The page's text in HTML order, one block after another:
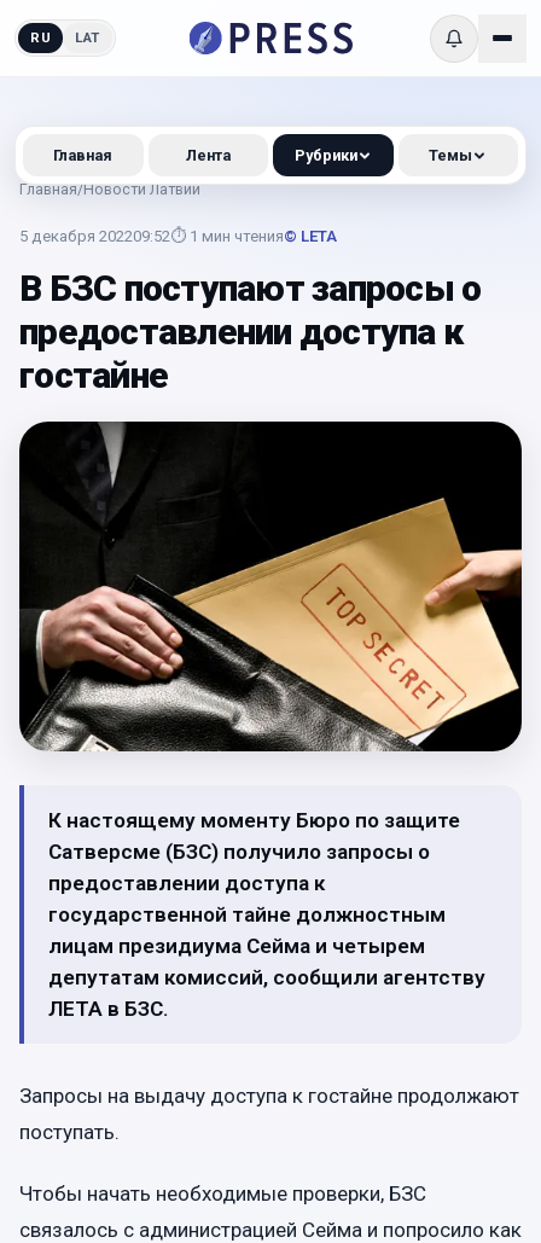
RU LAT
Главная/Новости Латвии
5 декабря 202209:52⏱ 1 мин чтения© LETA
В БЗС поступают запросы о
предоставлении доступа к
гостайне
К настоящему моменту Бюро по защите
Сатверсме (БЗС) получило запросы о
предоставлении доступа к
государственной тайне должностным
лицам президиума Сейма и четырем
депутатам комиссий, сообщили агентству
ЛЕТА в БЗС.
Запросы на выдачу доступа к гостайне продолжают
поступать.
Чтобы начать необходимые проверки, БЗС
связалось с администрацией Сейма и попросило как
Главная Лента Рубрики Темы